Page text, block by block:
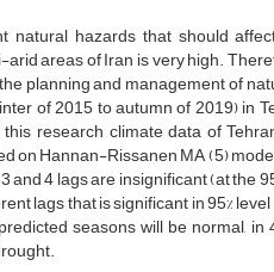
natural hazards that should
areas of Iran is very high.
planning and management of
of 2015 to autumn of 2019) in
research climate data of
on Hannan-Rissanen MA (5)
4 lags are insignificant (at the
lags that is significant in 95%
seasons will be normal,